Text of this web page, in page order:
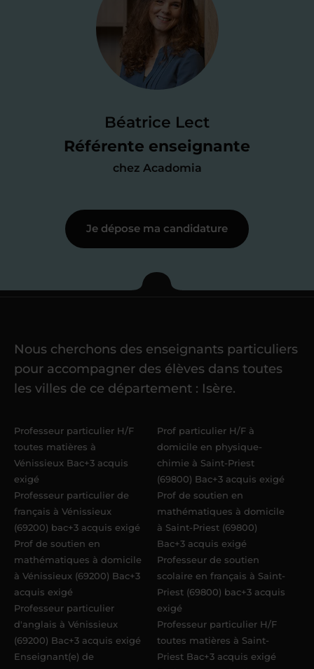
Béatrice Lect
Référente enseignante
chez Acadomia
Je valide ma
candidature
test de 15 minutes
des programmes scolaires(et pouvoir
me mettre à jour au besoin) et
j’échange en direct avec un chargé de
Étape 3
Je commence mes
Une fois ma candidature validée,mon
référent me confie mes premiers
élèves dans un délai de 6 jours
Acadomia.
Je dépose ma candidature
Nous cherchons des enseignants particuliers
pour accompagner des élèves dans toutes
les villes de ce département : Isère.
Professeur particulier H/F
toutes matières à
Vénissieux Bac+3 acquis
exigé
Professeur particulier de
français à Vénissieux
(69200) bac+3 acquis exigé
Prof de soutien en
mathématiques à domicile
à Vénissieux (69200) Bac+3
acquis exigé
Professeur particulier
d'anglais à Vénissieux
(69200) Bac+3 acquis exigé
Enseignant(e) de
Prof particulier H/F à
domicile en physique-
chimie à Saint-Priest
(69800) Bac+3 acquis exigé
Prof de soutien en
mathématiques à domicile
à Saint-Priest (69800)
Bac+3 acquis exigé
Professeur de soutien
scolaire en français à Saint-
Priest (69800) bac+3 acquis
exigé
Professeur particulier H/F
toutes matières à Saint-
Priest Bac+3 acquis exigé